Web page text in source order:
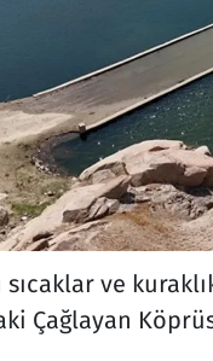
sıcaklar ve
Çağlayan